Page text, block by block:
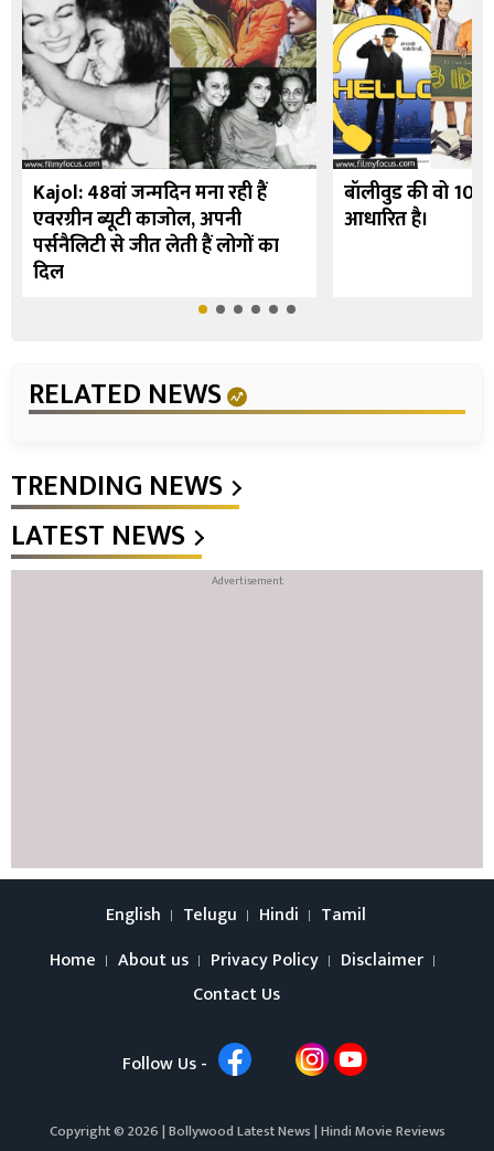
Kajol: 48वां जन्मदिन मना रही हैं
एवरग्रीन ब्यूटी काजोल, अपनी
पर्सनैलिटी से जीत लेती हैं लोगों का
दिल
बॉलीवुड की वो 10
आधारित है।
RELATED NEWS
TRENDING NEWS
LATEST NEWS
English Telugu Hindi
Tamil
Home
About us Privacy Policy
Disclaimer
Contact Us
Follow Us -
Copyright © 2026 |Bollywood Latest News|Hindi Movie Reviews